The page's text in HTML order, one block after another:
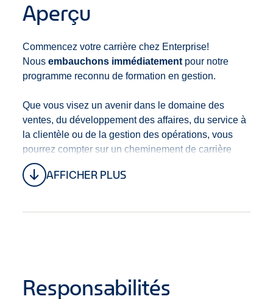
Aperçu
AFFICHER PLUS
Commencez votre carrière chez Enterprise!
Nousembauchons immédiatement pour notre
programme reconnu de formation en gestion.
Que vous visez un avenir dans le domaine des
ventes, du développement des affaires, du service à
la clientèle ou de la gestion des opérations, vous
pourrez compter sur un cheminement de carrière
clair avec de multiples opportunités d’avancement.
Grâce à la formation et développement, au mentorat
Nous offrons un régime
d’avantages
sociaux robuste comprenant, mais sans s’y limiter :
Responsabilités